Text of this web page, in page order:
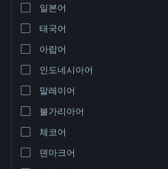
Steam 모바일 앱 다운로드
PC 웹사이트 보기
일본어
태국어
아랍어
인도네시아어
말레이어
불가리아어
체코어
덴마크어